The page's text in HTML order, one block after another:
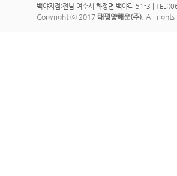
백야지점:전남 여수시 화정면 백야리 51-3 |
Copyright ⓒ 2017 태평양해운(주) . All